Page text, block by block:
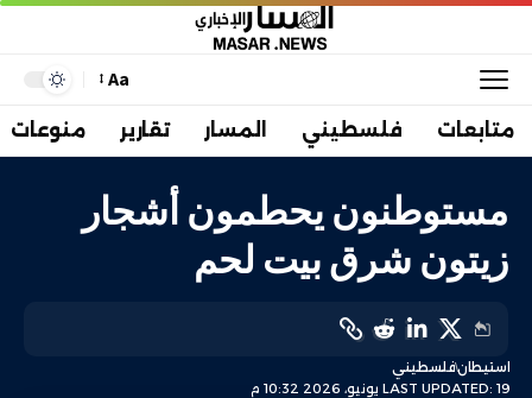
Aa
متابعات فلسطيني المسار تقارير منوعات
مستوطنون يحطمون أشجار
زيتون شرق بيت لحم
LAST UPDATED: 19 يونيو، 2026 10:32 م
استيطانفلسطيني